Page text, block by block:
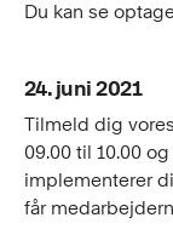
Du kan se
24. juni 2021
Tilmeld dig
09.00 til 10.00
implementerer
får